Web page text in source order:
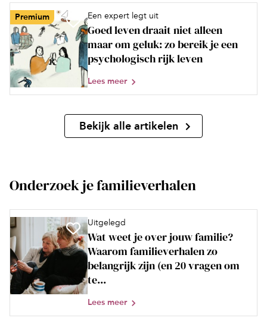
Premium Een expert legt uit
Goed leven draait niet alleen
maar om geluk: zo bereik je een
psychologisch rijk leven
Lees meer
Bekijk alle artikelen
Onderzoek je familieverhalen
Uitgelegd
Wat weet je over jouw familie?
Waarom familieverhalen zo
belangrijk zijn (en 20 vragen om
te...
Lees meer